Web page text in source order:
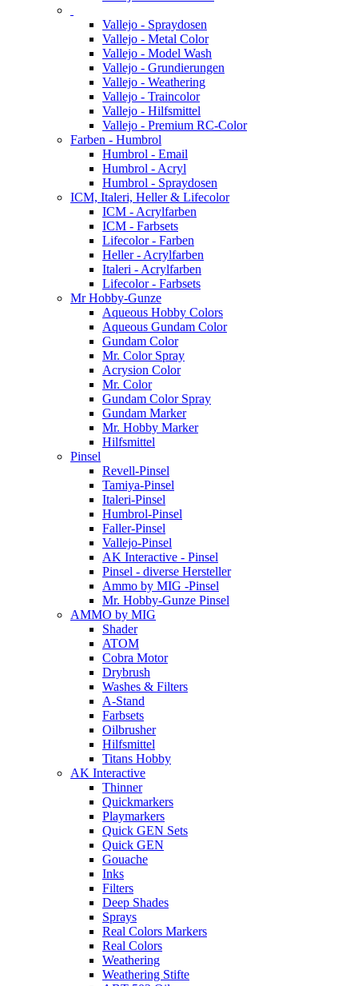
Vallejo - Spraydosen
Vallejo - Metal Color
Vallejo - Model Wash
Vallejo - Grundierungen
Vallejo - Weathering
Vallejo - Traincolor
Vallejo - Hilfsmittel
Vallejo - Premium RC-Color
Farben - Humbrol
Humbrol - Email
Humbrol - Acryl
Humbrol - Spraydosen
ICM, Italeri, Heller & Lifecolor
ICM - Acrylfarben
ICM - Farbsets
Lifecolor - Farben
Heller - Acrylfarben
Italeri - Acrylfarben
Lifecolor - Farbsets
Mr Hobby-Gunze
Aqueous Hobby Colors
Aqueous Gundam Color
Gundam Color
Mr. Color Spray
Acrysion Color
Mr. Color
Gundam Color Spray
Gundam Marker
Mr. Hobby Marker
Hilfsmittel
Pinsel
Revell-Pinsel
Tamiya-Pinsel
Italeri-Pinsel
Humbrol-Pinsel
Faller-Pinsel
Vallejo-Pinsel
AK Interactive - Pinsel
Pinsel - diverse Hersteller
Ammo by MIG -Pinsel
Mr. Hobby-Gunze Pinsel
AMMO by MIG
Shader
ATOM
Cobra Motor
Drybrush
Washes & Filters
A-Stand
Farbsets
Oilbrusher
Hilfsmittel
Titans Hobby
AK Interactive
Thinner
Quickmarkers
Playmarkers
Quick GEN Sets
Quick GEN
Gouache
Inks
Filters
Deep Shades
Sprays
Real Colors Markers
Real Colors
Weathering
Weathering Stifte